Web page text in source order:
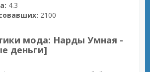
4.3
2100
мода: Нарды Умная -
деньги]